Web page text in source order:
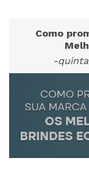
Como
-